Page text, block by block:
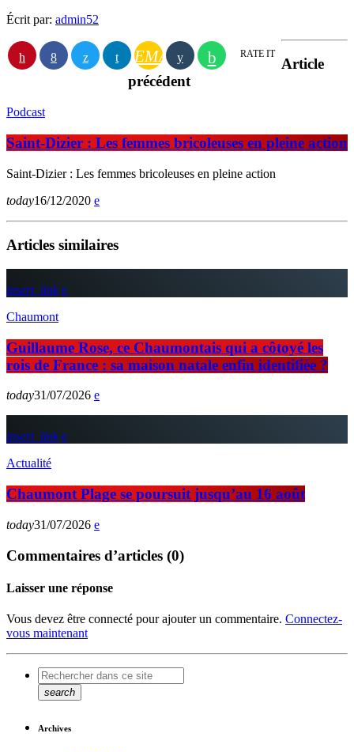
Écrit par: admin52
EMAIL RATE IT
Article
précédent
Podcast
Saint-Dizier : Les femmes bricoleuses en pleine action
Saint-Dizier : Les femmes bricoleuses en pleine action
today16/12/2020
Articles similaires
insert_link
Chaumont
Guillaume Rose, ce Chaumontais qui a côtoyé les
rois de France : sa maison natale enfin identifiée ?
today31/07/2026
insert_link
Actualité
Chaumont Plage se poursuit jusqu’au 16 août
today31/07/2026
Commentaires d’articles (0)
Laisser une réponse
Vous devez être connecté pour ajouter un commentaire. Connectez-
vous maintenant
search
Archives